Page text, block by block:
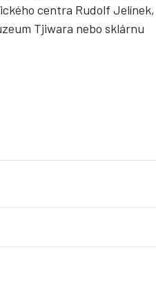
centra Rudolf Jelínek,
Tjiwara nebo sklárnu